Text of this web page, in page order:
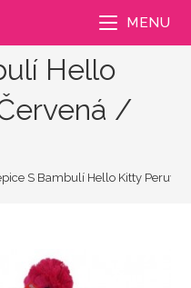
MENU
Hello
/
S Bambulí Hello Kitty